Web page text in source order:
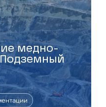
медно-
Подземный